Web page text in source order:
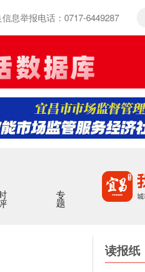
息举报电话：0717-6449287
专题
读报纸